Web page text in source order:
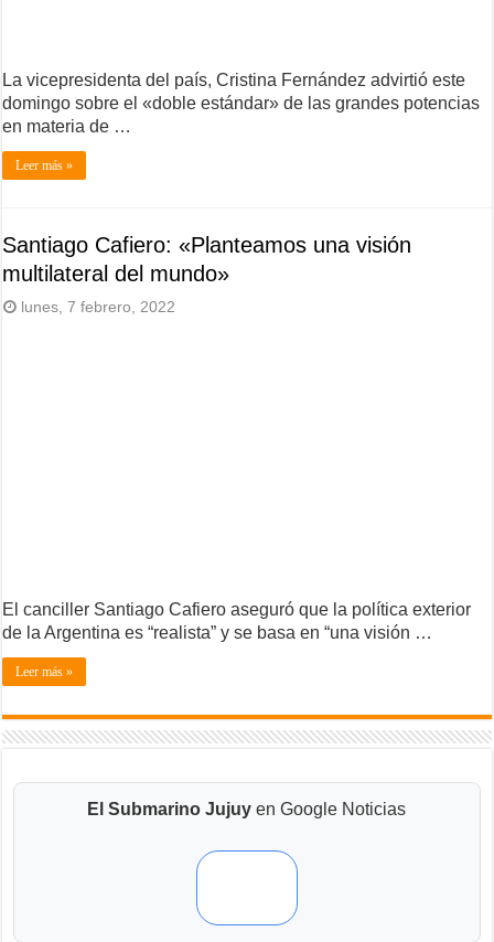
La vicepresidenta del país, Cristina Fernández advirtió este
domingo sobre el «doble estándar» de las grandes potencias
en materia de …
Leer más »
Santiago Cafiero: «Planteamos una visión
multilateral del mundo»
lunes, 7 febrero, 2022
El canciller Santiago Cafiero aseguró que la política exterior
de la Argentina es “realista” y se basa en “una visión …
Leer más »
El Submarino Jujuy en Google Noticias